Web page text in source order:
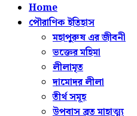
Home
পৌরাণিক ইতিহাস
মহাপুরুষ এর জীবনী
ভক্তের মহিমা
লীলামৃত
দামোদর লীলা
তীর্থ সমূহ
উপবাস ব্রত মাহাত্ম্য